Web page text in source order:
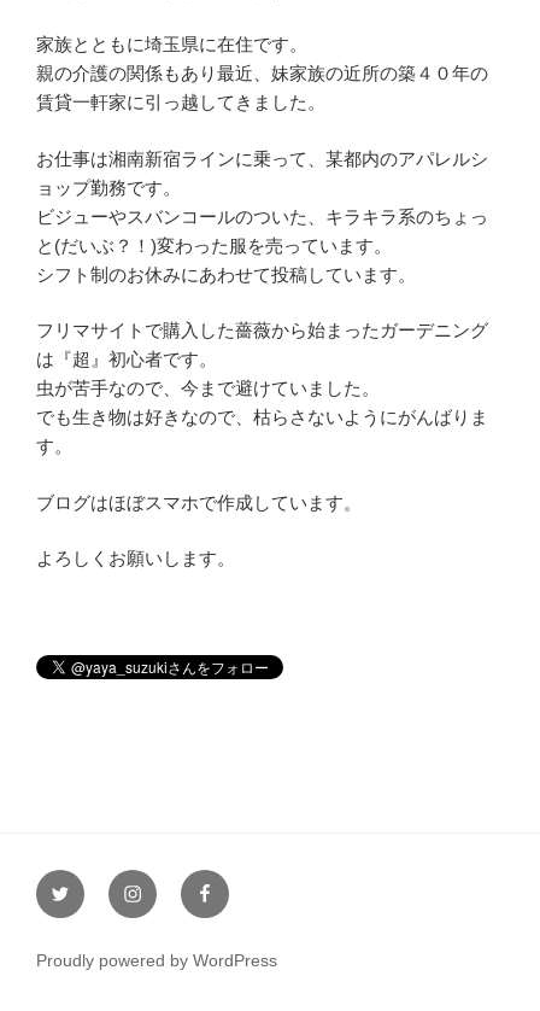
家族とともに埼玉県に在住です。
親の介護の関係もあり最近、妹家族の近所の築４０年の
賃貸一軒家に引っ越してきました。
お仕事は湘南新宿ラインに乗って、某都内のアパレルシ
ョップ勤務です。
ビジューやスバンコールのついた、キラキラ系のちょっ
と(だいぶ？！)変わった服を売っています。
シフト制のお休みにあわせて投稿しています。
フリマサイトで購入した薔薇から始まったガーデニング
は『超』初心者です。
虫が苦手なので、今まで避けていました。
でも生き物は好きなので、枯らさないようにがんばりま
す。
ブログはほぼスマホで作成しています。
よろしくお願いします。
Twitter InstagramFacebook
Proudly powered by WordPress